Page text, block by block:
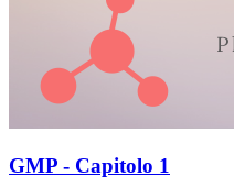
GMP - Capitolo 1